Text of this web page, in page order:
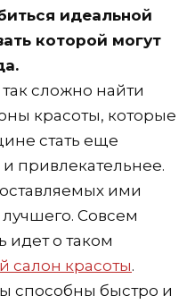
идеальной
которой могут
сложно найти
красоты, которые
стать еще
привлекательнее.
ими
лучшего. Совсем
идет о таком
салон красоты.
способны быстро и